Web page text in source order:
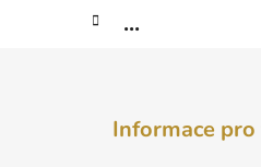
...
Informace pro